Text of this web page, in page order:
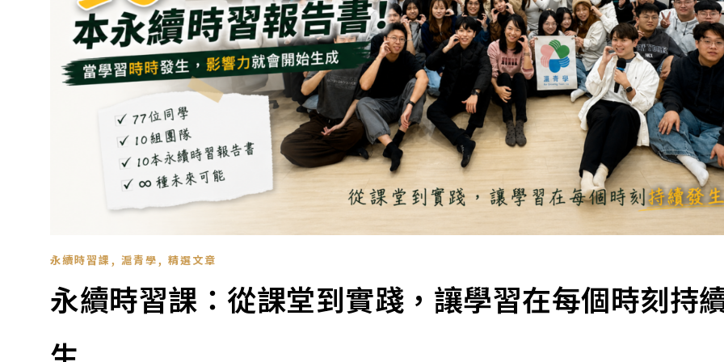
永續時習課 , 滬青學, 精選文章
永續時習課：從課堂到實踐，讓學習在每個時刻持